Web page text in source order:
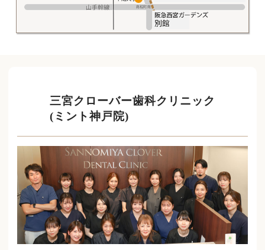
三宮クローバー歯科クリニック
(ミント神戸院)